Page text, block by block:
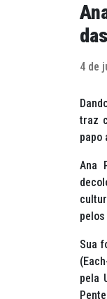
4 de
traz
papo
Ana
Sua
pela